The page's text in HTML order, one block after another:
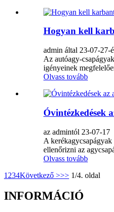
Hogyan kell
admin által 23-07-27-
Az autóagy-
igényeinek
Olvass tovább
Óvintézkedések
az admintól 23-07-17
A
ellenőrizni az
Olvass tovább
1 234Következő >>> 1/4. oldal
INFORMÁCIÓ